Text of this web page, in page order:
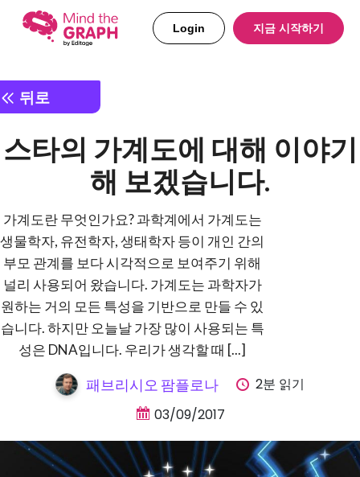
Login 지금 시작하기
뒤로
스타의 가계도에 대해 이야기
해 보겠습니다.
가계도란 무엇인가요? 과학계에서 가계도는
생물학자, 유전학자, 생태학자 등이 개인 간의
부모 관계를 보다 시각적으로 보여주기 위해
널리 사용되어 왔습니다. 가계도는 과학자가
원하는 거의 모든 특성을 기반으로 만들 수 있
습니다. 하지만 오늘날 가장 많이 사용되는 특
성은 DNA입니다. 우리가 생각할 때 [...]
패브리시오 팜플로나
2분 읽기
03/09/2017